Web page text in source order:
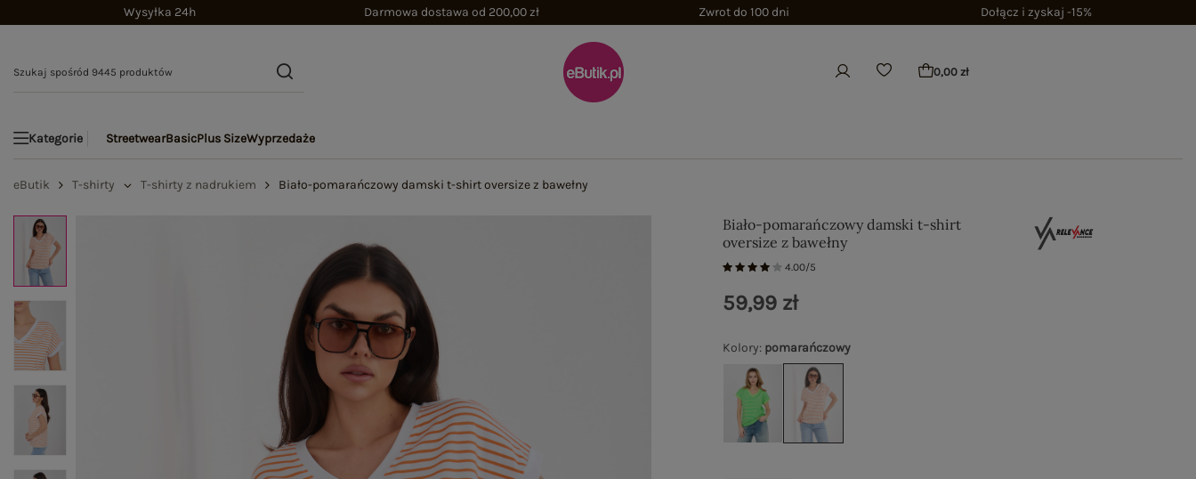
Wysyłka 24h Darmowa dostawa od 200,00 zł Zwrot do 100 dni Dołącz i zyskaj -15%
0,00 zł
Kategorie StreetwearBasicPlus SizeWyprzedaże
eButik T-shirty T-shirty z nadrukiem Biało-pomarańczowy damski t-shirt oversize z bawełny
Biało-pomarańczowy damski t-shirt
oversize z bawełny
4.00/5
Kolory: pomarańczowy
59,99 zł